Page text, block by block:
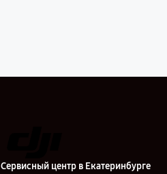
Сервисный центр в Екатеринбурге